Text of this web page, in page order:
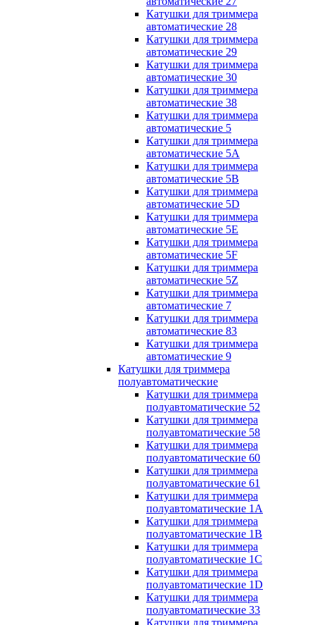
Катушки для триммера
автоматические 28
Катушки для триммера
автоматические 29
Катушки для триммера
автоматические 30
Катушки для триммера
автоматические 38
Катушки для триммера
автоматические 5
Катушки для триммера
автоматические 5A
Катушки для триммера
автоматические 5B
Катушки для триммера
автоматические 5D
Катушки для триммера
автоматические 5E
Катушки для триммера
автоматические 5F
Катушки для триммера
автоматические 5Z
Катушки для триммера
автоматические 7
Катушки для триммера
автоматические 83
Катушки для триммера
автоматические 9
Катушки для триммера
полуавтоматические
Катушки для триммера
полуавтоматические 52
Катушки для триммера
полуавтоматические 58
Катушки для триммера
полуавтоматические 60
Катушки для триммера
полуавтоматические 61
Катушки для триммера
полуавтоматические 1A
Катушки для триммера
полуавтоматические 1B
Катушки для триммера
полуавтоматические 1C
Катушки для триммера
полуавтоматические 1D
Катушки для триммера
полуавтоматические 33